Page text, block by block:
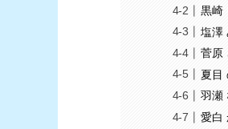
黒崎
塩澤
菅原
夏目
羽瀬
愛白